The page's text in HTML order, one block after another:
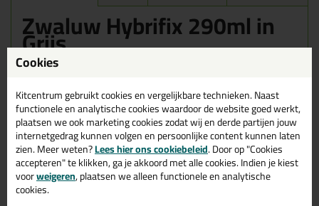
Zwaluw Hybrifix 290ml in
Grijs
Zoek je kit in een specifieke kleur? Gevonden! Deze lijmkit Zwaluw
toepassingen. Een duurzame en veelzijdige kit welke makkelijk te
verwerken is. Perfect als je een bijpassende kleur zoekt met
gegarandeerd een topresultaat. Bestel de Zwaluw Hybrifix 290ml
in kleur Grijs vandaag nog! Op voorraad en op werkdagen besteld
= morgen in huis.
Wil je meer weten over de toepassing en kenmerken van dit
product?Lees alles over dit product >
Cookies
Kitcentrum gebruikt cookies en vergelijkbare technieken. Naast
functionele en analytische cookies waardoor de website goed werkt,
plaatsen we ook marketing cookies zodat wij en derde partijen jouw
internetgedrag kunnen volgen en persoonlijke content kunnen laten
zien. Meer weten?Lees hier ons cookiebeleid. Door op "Cookies
accepteren" te klikken, ga je akkoord met alle cookies. Indien je kiest
voorweigeren, plaatsen we alleen functionele en analytische
cookies.